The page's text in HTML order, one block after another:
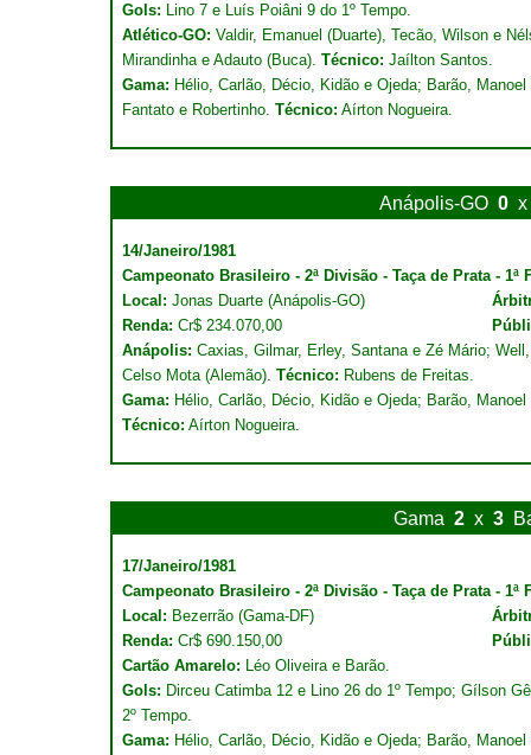
Gols: Lino 7 e Luís Poiâni 9 do 1º Tempo.
Atlético-GO: Valdir, Emanuel (Duarte), Tecão, Wilson e
Mirandinha e Adauto (Buca). Técnico: Jaílton Santos.
Gama: Hélio, Carlão, Décio, Kidão e Ojeda; Barão,
Fantato e Robertinho. Técnico: Aírton Nogueira.
Anápolis-GO 0 x
14/Janeiro/1981
Campeonato Brasileiro - 2ª Divisão - Taça de Prata - 1ª
Local: Jonas Duarte (Anápolis-GO)
Renda: Cr$ 234.070,00
Anápolis: Caxias, Gilmar, Erley, Santana e Zé Mário;
Celso Mota (Alemão). Técnico: Rubens de Freitas.
Gama: Hélio, Carlão, Décio, Kidão e Ojeda; Barão,
Técnico: Aírton Nogueira.
Gama 2 x 3
17/Janeiro/1981
Campeonato Brasileiro - 2ª Divisão - Taça de Prata - 1ª
Local: Bezerrão (Gama-DF)
Renda: Cr$ 690.150,00
Cartão Amarelo: Léo Oliveira e Barão.
Gols: Dirceu Catimba 12 e Lino 26 do 1º Tempo; Gílson
2º Tempo.
Gama: Hélio, Carlão, Décio, Kidão e Ojeda; Barão,